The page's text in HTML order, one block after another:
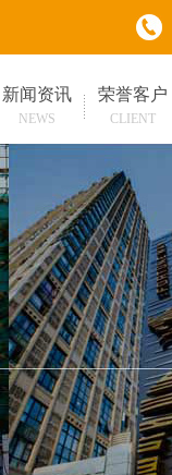
新闻资讯
NEWS
荣誉客户
CLIENT